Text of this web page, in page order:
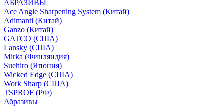
АБРАЗИВЫ
Ace Angle Sharpening System (Китай)
Adimanti (Китай)
Ganzo (Китай)
GATCO (США)
Lansky (США)
Mirka (Финляндия)
Suehiro (Япония)
Wicked Edge (США)
Work Sharp (США)
TSPROF (РФ)
Абразивы